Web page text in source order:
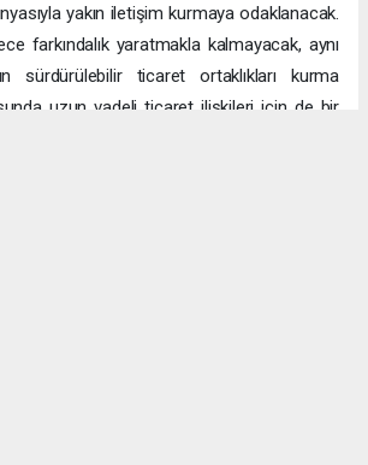
yakın iletişim kurmaya odaklanacak.
farkındalık yaratmakla kalmayacak, aynı
sürdürülebilir ticaret ortaklıkları kurma
uzun vadeli ticaret ilişkileri için de bir